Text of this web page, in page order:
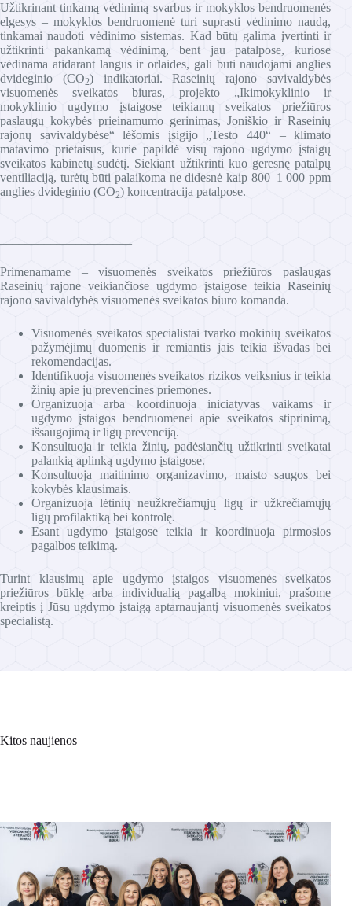
Užtikrinant tinkamą vėdinimą svarbus ir mokyklos bendruomenės
elgesys – mokyklos bendruomenė turi suprasti vėdinimo naudą,
tinkamai naudoti vėdinimo sistemas. Kad būtų galima įvertinti ir
užtikrinti pakankamą vėdinimą, bent jau patalpose, kuriose
vėdinama atidarant langus ir orlaides, gali būti naudojami anglies
dvideginio (CO2) indikatoriai. Raseinių rajono savivaldybės
visuomenės sveikatos biuras, projekto „Ikimokyklinio ir
mokyklinio ugdymo įstaigose teikiamų sveikatos priežiūros
paslaugų kokybės prieinamumo gerinimas, Joniškio ir Raseinių
rajonų savivaldybėse“ lėšomis įsigijo „Testo 440“ – klimato
matavimo prietaisus, kurie papildė visų rajono ugdymo įstaigų
sveikatos kabinetų sudėtį. Siekiant užtikrinti kuo geresnę patalpų
ventiliaciją, turėtų būti palaikoma ne didesnė kaip 800–1 000 ppm
anglies dvideginio (CO2) koncentracija patalpose.
Primenamame – visuomenės sveikatos priežiūros paslaugas
Raseinių rajone veikiančiose ugdymo įstaigose teikia Raseinių
rajono savivaldybės visuomenės sveikatos biuro komanda.
Visuomenės sveikatos specialistai tvarko mokinių sveikatos
pažymėjimų duomenis ir remiantis jais teikia išvadas bei
rekomendacijas.
Identifikuoja visuomenės sveikatos rizikos veiksnius ir teikia
žinių apie jų prevencines priemones.
Organizuoja arba koordinuoja iniciatyvas vaikams ir
ugdymo įstaigos bendruomenei apie sveikatos stiprinimą,
išsaugojimą ir ligų prevenciją.
Konsultuoja ir teikia žinių, padėsiančių užtikrinti sveikatai
palankią aplinką ugdymo įstaigose.
Konsultuoja maitinimo organizavimo, maisto saugos bei
kokybės klausimais.
Organizuoja lėtinių neužkrečiamųjų ligų ir užkrečiamųjų
ligų profilaktiką bei kontrolę.
Esant ugdymo įstaigose teikia ir koordinuoja pirmosios
pagalbos teikimą.
Turint klausimų apie ugdymo įstaigos visuomenės sveikatos
priežiūros būklę arba individualią pagalbą mokiniui, prašome
kreiptis į Jūsų ugdymo įstaigą aptarnaujantį visuomenės sveikatos
specialistą.
Kitos naujienos